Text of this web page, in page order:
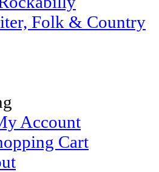
Folk & Country
Account
Cart